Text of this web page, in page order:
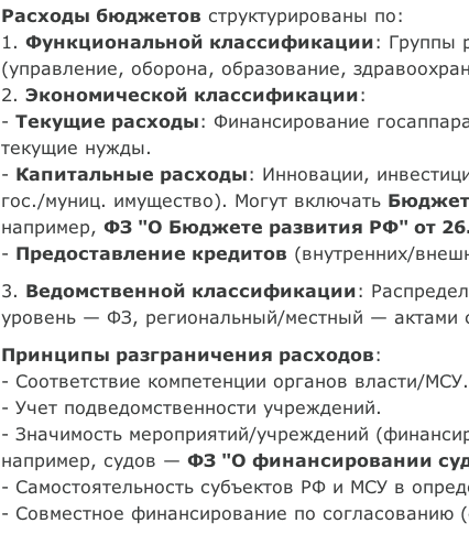
Расходы бюджетов структурированы по:
1. Функциональной классификации: Группы
(управление, оборона, образование,
2. Экономической классификации:
- Текущие расходы: Финансирование
текущие нужды.
- Капитальные расходы: Инновации,
гос./муниц. имущество). Могут включать Бюджет
например, ФЗ "О Бюджете развития РФ" от
- Предоставление кредитов (внутренних/
3. Ведомственной классификации:
уровень — ФЗ, региональный/местный — актами
Принципы разграничения расходов:
- Соответствие компетенции органов власти/МСУ.
- Учет подведомственности учреждений.
- Значимость мероприятий/учреждений
например, судов — ФЗ "О финансировании
- Самостоятельность субъектов РФ и МСУ в
- Совместное финансирование по согласованию (